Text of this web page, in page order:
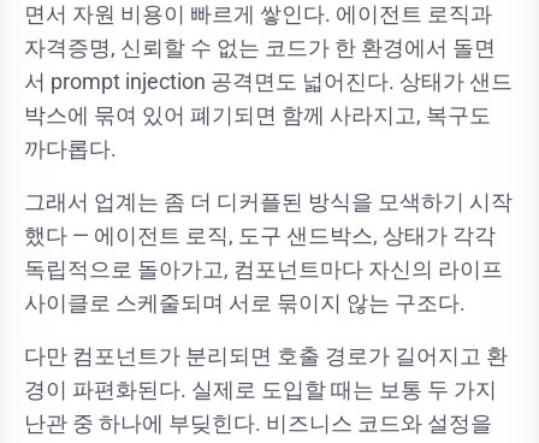
면서 자원 비용이 빠르게 쌓인다. 에이전트 로직과
자격증명, 신뢰할 수 없는 코드가 한 환경에서 돌면
서 prompt injection 공격면도 넓어진다. 상태가 샌드
박스에 묶여 있어 폐기되면 함께 사라지고, 복구도
까다롭다.
그래서 업계는 좀 더 디커플된 방식을 모색하기 시작
했다 — 에이전트 로직, 도구 샌드박스, 상태가 각각
독립적으로 돌아가고, 컴포넌트마다 자신의 라이프
사이클로 스케줄되며 서로 묶이지 않는 구조다.
다만 컴포넌트가 분리되면 호출 경로가 길어지고 환
경이 파편화된다. 실제로 도입할 때는 보통 두 가지
난관 중 하나에 부딪힌다. 비즈니스 코드와 설정을